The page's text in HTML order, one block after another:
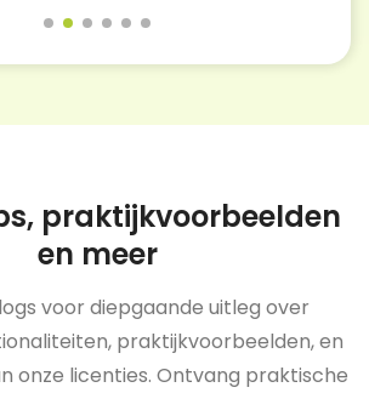
praktijkvoorbeelden
en meer
voor diepgaande uitleg over
praktijkvoorbeelden, en
onze licenties. Ontvang praktische